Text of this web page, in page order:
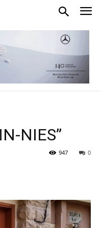
NIES”
0
947